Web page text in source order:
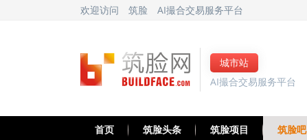
欢迎访问 筑脸 AI撮合交易服务平台
城市站
AI撮合交易服务平台
首页 筑脸头条 筑脸项目 筑脸吧